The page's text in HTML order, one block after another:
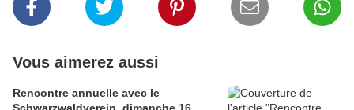
Vous aimerez aussi
Rencontre annuelle avec le